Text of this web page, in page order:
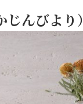
んびより）